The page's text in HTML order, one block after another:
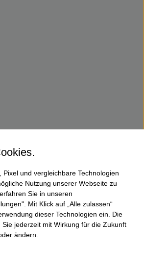
Pixel und vergleichbare Technologien
Nutzung unserer Webseite zu
Sie in unseren
Mit Klick auf „Alle zulassen“
dieser Technologien ein. Die
Sie jederzeit mit Wirkung für die Zukunft
ändern.